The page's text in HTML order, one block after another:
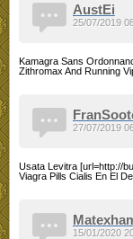
AustEi
Kamagra Sans
Zithromax And Running
25/07/2019
Usata Levitra [url=http://
Viagra Pills Cialis En El
27/07/2019
15/01/2020